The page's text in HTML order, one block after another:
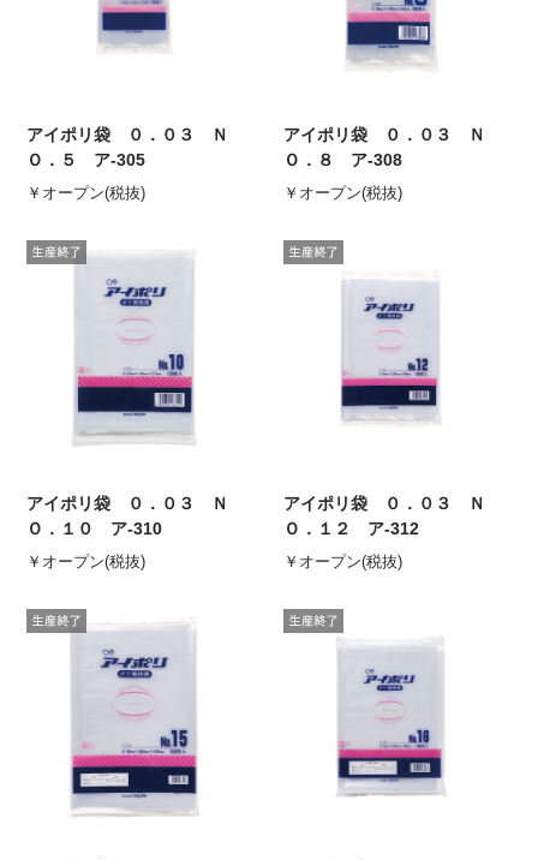
アイポリ袋 ０．０３ Ｎ
Ｏ．５ ア-305
￥オープン(税抜)
アイポリ袋 ０．０３ Ｎ
Ｏ．８ ア-308
￥オープン(税抜)
アイポリ袋 ０．０３ Ｎ
Ｏ．１０ ア-310
￥オープン(税抜)
アイポリ袋 ０．０３ Ｎ
Ｏ．１２ ア-312
￥オープン(税抜)